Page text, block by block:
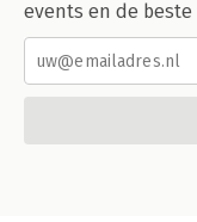
events en de beste